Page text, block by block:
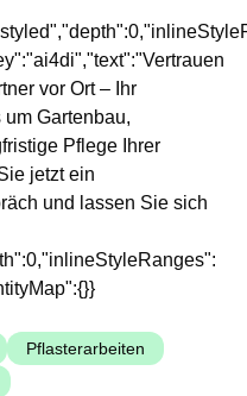
vor Ort – Ihr
Gartenbau,
Pflege Ihrer
jetzt ein
und lassen Sie sich
Pflasterarbeiten